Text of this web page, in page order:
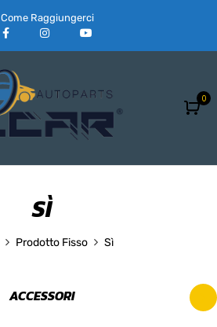
Come Raggiungerci
0
SÌ
Prodotto Fisso Sì
ACCESSORI